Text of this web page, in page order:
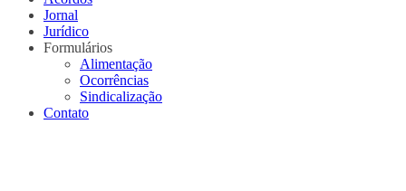
Jornal
Jurídico
Formulários
Alimentação
Ocorrências
Sindicalização
Contato